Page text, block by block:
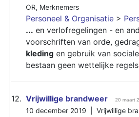
OR, Merknemers
Personeel & Organisatie >
... en verlofregelingen - en
voorschriften van orde,
kleding en gebruik van
bestaan geen wettelijke
12. Vrijwillige brandweer 20 maart
10 december 2019 | Vrijwillige